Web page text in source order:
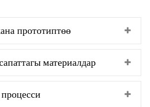
прототиптөө
материалдар